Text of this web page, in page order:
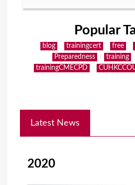
Popular
blog trainingcert free
Preparedness
training
trainingCMECPD
Y
Latest News
2020